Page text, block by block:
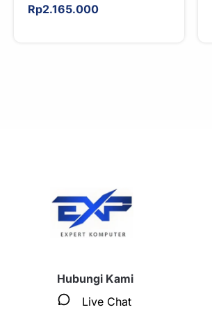
Rp2.165.000
Hubungi Kami
Live Chat